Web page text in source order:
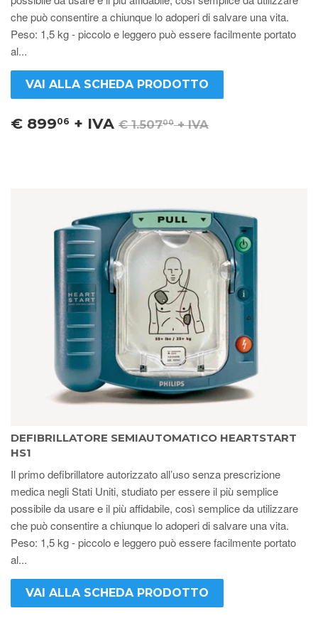
che può consentire a chiunque lo adoperi di salvare una vita.
Peso: 1,5 kg - piccolo e leggero può essere facilmente portato
al...
VAI ALLA SCHEDA PRODOTTO
€ 89906 + IVA € 1.50700+ IVA
DEFIBRILLATORE SEMIAUTOMATICO HEARTSTART
HS1
Il primo defibrillatore autorizzato all’uso senza prescrizione
medica negli Stati Uniti, studiato per essere il più semplice
possibile da usare e il più affidabile, così semplice da utilizzare
che può consentire a chiunque lo adoperi di salvare una vita.
Peso: 1,5 kg - piccolo e leggero può essere facilmente portato
al...
VAI ALLA SCHEDA PRODOTTO